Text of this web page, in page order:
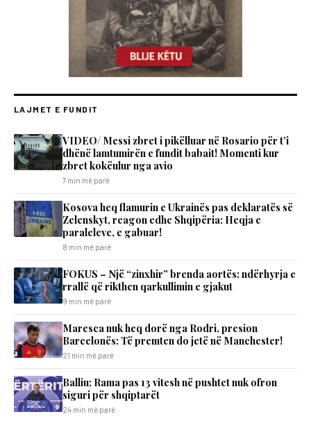
LAJMET E FUNDIT
VIDEO/ Messi zbret i pikëlluar në Rosario për t’i
dhënë lamtumirën e fundit babait! Momenti kur
zbret kokëulur nga avio
7 min më parë
Kosova heq flamurin e Ukrainës pas deklaratës së
Zelenskyt, reagon edhe Shqipëria: Heqja e
paraleleve, e gabuar!
8 min më parë
FOKUS – Një “zinxhir” brenda aortës: ndërhyrja e
rrallë që rikthen qarkullimin e gjakut
9 min më parë
Maresca nuk heq dorë nga Rodri, presion
Barcelonës: Të premten do jetë në Manchester!
21 min më parë
Balliu: Rama pas 13 vitesh në pushtet nuk ofron
siguri për shqiptarët
24 min më parë